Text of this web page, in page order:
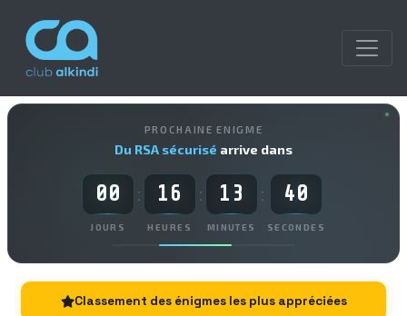
PROCHAINE ENIGME
Du RSA sécurisé arrive dans
00
JOURS
: 16
HEURES
: 13
MINUTES
: 40
SECONDES
Classement des énigmes les plus appréciées